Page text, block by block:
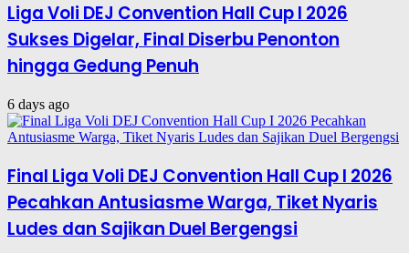
Liga Voli DEJ Convention Hall Cup I 2026
Sukses Digelar, Final Diserbu Penonton
hingga Gedung Penuh
6 days ago
Final Liga Voli DEJ Convention Hall Cup I 2026
Pecahkan Antusiasme Warga, Tiket Nyaris
Ludes dan Sajikan Duel Bergengsi